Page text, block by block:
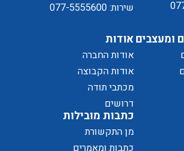
כתבות מובילות
מן התקשורת
שירות: 077-5555600
אודות
אודות החברה
אודות הקבוצה
מכתבי תודה
דרושים
ומעצבים